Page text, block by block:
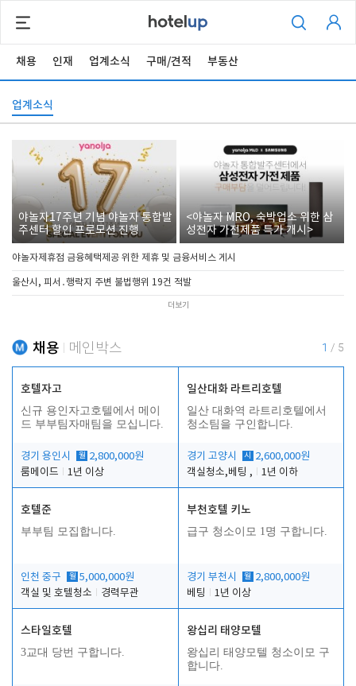
채용 인재 업계소식 구매/견적 부동산
업계소식
야놀자17주년 기념 야놀자 통합발
주센터 할인 프로모션 진행
<야놀자 MRO, 숙박업소 위한 삼
성전자 가전제품 특가 개시>
야놀자제휴점 금융혜택제공 위한 제휴 및 금융서비스 게시
울산시, 피서․행락지 주변 불법행위 19건 적발
더보기
채용 메인박스 1 / 5
호텔자고
신규 용인자고호텔에서 메이
드 부부팀자매팀을 모십니다.
경기 용인시 월 2,800,000원
룸메이드
1년 이상
일산대화 라트리호텔
일산 대화역 라트리호텔에서
청소팀을 구인합니다.
경기 고양시 시
2,600,000원
객실청소,베팅 ,
1년 이하
호텔준
부부팀 모집합니다.
인천 중구 월 5,000,000원
객실 및 호텔청소
경력무관
부천호텔 키노
급구 청소이모 1명 구합니다.
경기 부천시 월 2,800,000원
베팅
1년 이상
스타일호텔
3교대 당번 구합니다.
왕십리 태양모텔
왕십리 태양모텔 청소이모 구
합니다.